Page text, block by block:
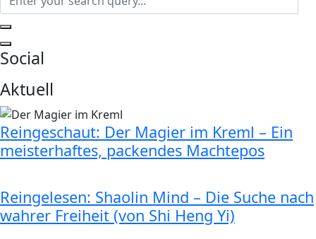
Social
Aktuell
Reingeschaut: Der Magier im Kreml – Ein
meisterhaftes, packendes Machtepos
Reingelesen: Shaolin Mind – Die Suche nach
wahrer Freiheit (von Shi Heng Yi)